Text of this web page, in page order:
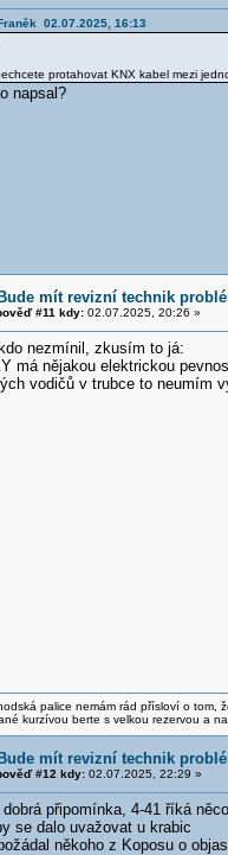
02.07.2025, 16:13
protahovat KNX kabel mezi
napsal?
mít revizní technik
#11 kdy:02.07.2025, 20:26 »
nezmínil, zkusím to já:
má nějakou elektrickou
vodičů v trubce to neumím
palice nemám rád přísloví o tom,
kurzívou berte s velkou rezervou a
mít revizní technik
#12 kdy:02.07.2025, 22:29 »
dobrá připomínka, 4-41 říká
se dalo uvažovat u krabic
někoho z Koposu o